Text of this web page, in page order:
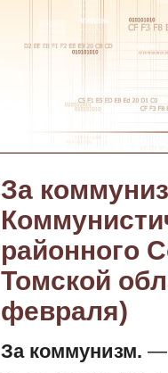
За
районного
Томской
февраля)
За коммунизм. —